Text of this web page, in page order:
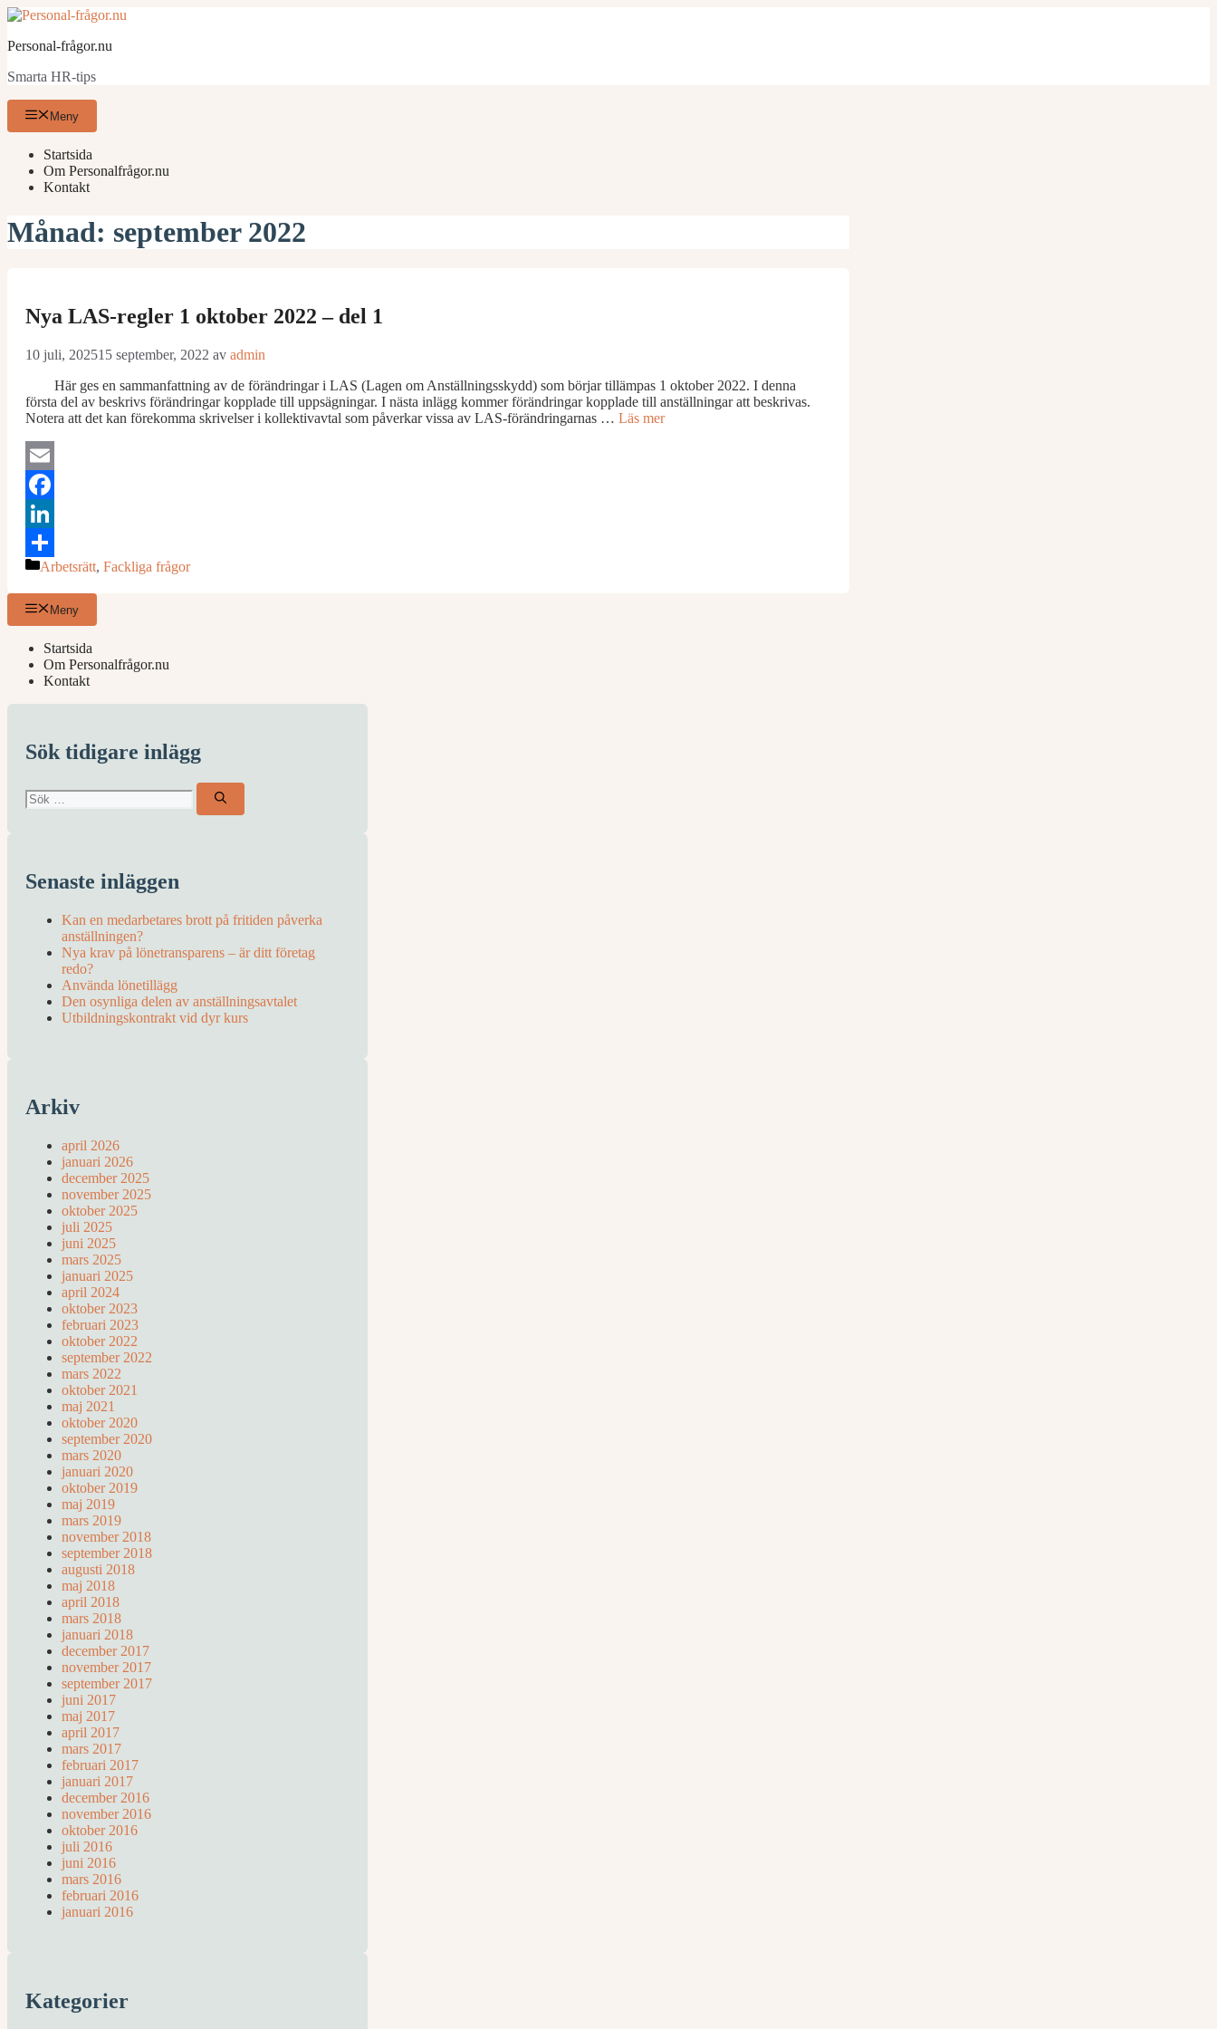
Hoppa
innehåll
Personal-frågor.nu
Smarta HR-tips
Meny
Startsida
Om Personalfrågor.nu
Kontakt
Månad: september 2022
Nya LAS-regler 1 oktober 2022 – del 1
10 juli, 202515 september, 2022 av admin
Här ges en sammanfattning av de förändringar i LAS (Lagen om Anställningsskydd) som börjar tillämpas 1 oktober 2022. I denna
första del av beskrivs förändringar kopplade till uppsägningar. I nästa inlägg kommer förändringar kopplade till anställningar att beskrivas.
Notera att det kan förekomma skrivelser i kollektivavtal som påverkar vissa av LAS-förändringarnas … Läs mer
Email
Facebook
LinkedIn
DelaKategorier
Arbetsrätt, Fackliga frågor
Meny
Startsida
Om Personalfrågor.nu
Kontakt
Sök tidigare inlägg
Sök
efter:
Senaste inläggen
Kan en medarbetares brott på fritiden påverka
anställningen?
Nya krav på lönetransparens – är ditt företag
redo?
Använda lönetillägg
Den osynliga delen av anställningsavtalet
Utbildningskontrakt vid dyr kurs
Arkiv
april 2026
januari 2026
december 2025
november 2025
oktober 2025
juli 2025
juni 2025
mars 2025
januari 2025
april 2024
oktober 2023
februari 2023
oktober 2022
september 2022
mars 2022
oktober 2021
maj 2021
oktober 2020
september 2020
mars 2020
januari 2020
oktober 2019
maj 2019
mars 2019
november 2018
september 2018
augusti 2018
maj 2018
april 2018
mars 2018
januari 2018
december 2017
november 2017
september 2017
juni 2017
maj 2017
april 2017
mars 2017
februari 2017
januari 2017
december 2016
november 2016
oktober 2016
juli 2016
juni 2016
mars 2016
februari 2016
januari 2016
Kategorier